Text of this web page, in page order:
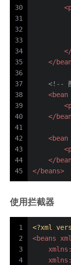
30
31
32
33
34
35
36
37
38
39
40
41
42
43
44
45
<
</
<!--
<bean
<
</
<bean
<
</
</beans>
使用拦截器
1
2
3
4
<?xml
<beans